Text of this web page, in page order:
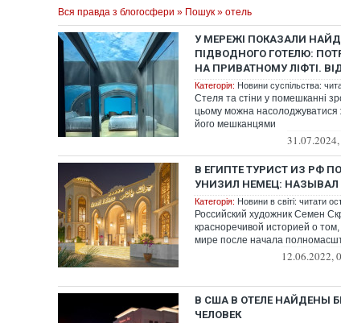
Вся правда з блогосфери » Пошук » отель
У МЕРЕЖІ ПОКАЗАЛИ
ПІДВОДНОГО ГОТЕЛЮ:
НА ПРИВАТНОМУ ЛІФТІ.
Категорія: Новини суспільства:
Стеля та стіни у помешканні
цьому можна насолоджуватися
його мешканцями
В ЕГИПТЕ ТУРИСТ ИЗ РФ
УНИЗИЛ НЕМЕЦ:
Категорія: Новини в світі: читати
Российский художник Семен
красноречивой историей о том,
мире после начала
12.06.2022,
В США В ОТЕЛЕ НАЙДЕНЫ
ЧЕЛОВЕК